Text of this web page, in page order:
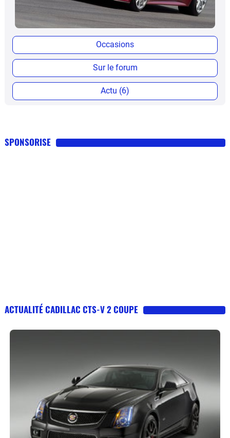
Occasions
Sur le forum
Actu (6)
SPONSORISE
ACTUALITÉ CADILLAC CTS-V 2 COUPE